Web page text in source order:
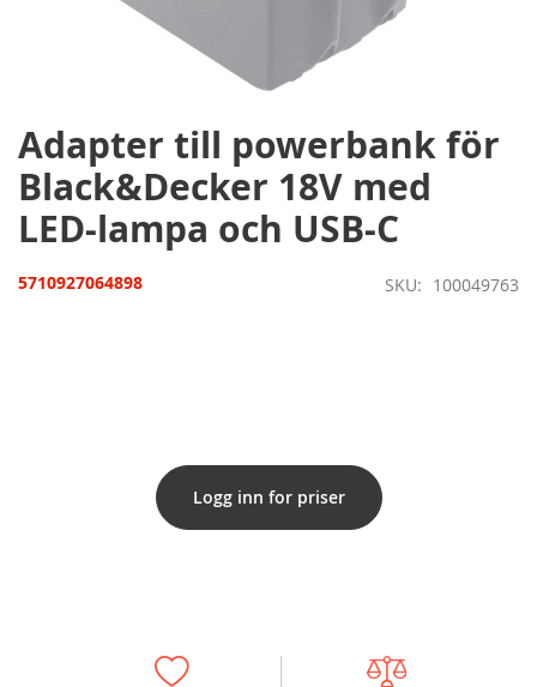
Adapter till powerbank för
Black&Decker 18V med
LED-lampa och USB-C
5710927064898 SKU 100049763
Logg inn for priser